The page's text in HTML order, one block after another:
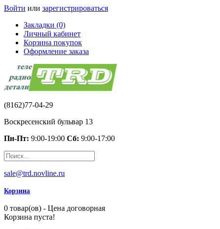
Войти или зарегистрироваться
Закладки (0)
Личный кабинет
Корзина покупок
Оформление заказа
(8162)77-04-29
Воскресенский бульвар 13
Пн-Пт: 9:00-19:00 Сб: 9:00-17:00
sale@trd.novline.ru
Корзина
0 товар(ов) - Цена договорная
Корзина пуста!